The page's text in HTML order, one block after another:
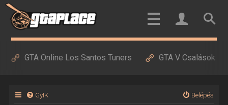
GTA Online Los Santos Tuners GTA V Csalások
GyIK Belépés